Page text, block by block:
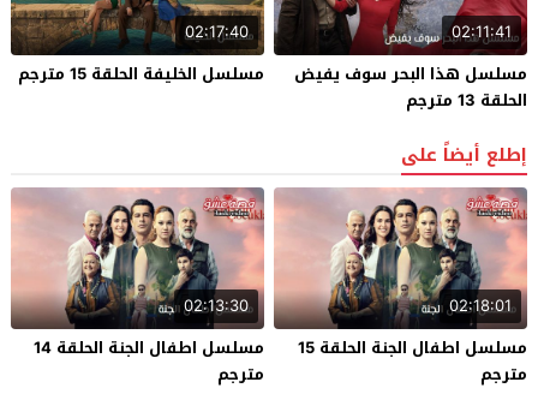
02:11:41
مسلسل هذا البحر سوف يفيض
الحلقة 13 مترجم
02:17:40
مسلسل الخليفة الحلقة 15 مترجم
إطلع أيضاً على
02:18:01
مسلسل اطفال الجنة الحلقة 15
مترجم
02:13:30
مسلسل اطفال الجنة الحلقة 14
مترجم